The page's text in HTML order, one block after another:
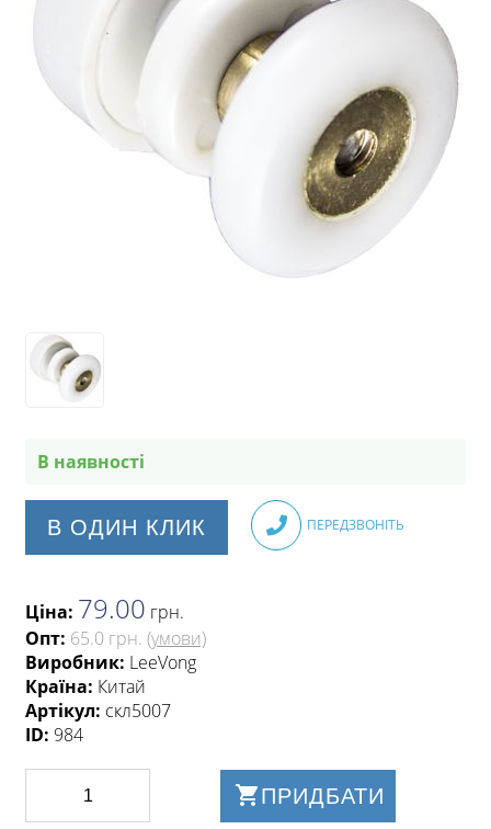
В наявності
В ОДИН КЛИК ПЕРЕДЗВОНІТЬ
Ціна: 79.00 грн.
Опт: 65.0 грн. (умови)
Виробник: LeeVong
Країна: Китай
Артікул: скл5007
ID: 984
ПРИДБАТИ